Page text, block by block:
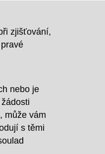
zjišťování,
nebo je
může vám
s těmi